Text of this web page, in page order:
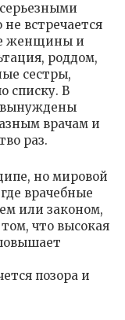
встречается
женщины и
роддом,
сестры,
списку. В
вынуждены
врачам и
раз.
но мировой
врачебные
или законом,
что высокая
позора и